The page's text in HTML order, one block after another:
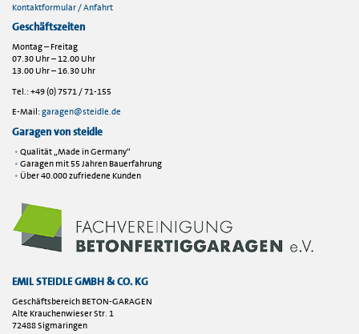
Kontaktformular / Anfahrt
Geschäftszeiten
Montag – Freitag
07.30 Uhr – 12.00 Uhr
13.00 Uhr – 16.30 Uhr
Tel.: +49 (0) 7571 / 71-155
E-Mail:garagen@steidle.de
Garagen von steidle
Qualität „Made in Germany“
Garagen mit 55 Jahren Bauerfahrung
Über 40.000 zufriedene Kunden
EMIL STEIDLE GMBH & CO. KG
Geschäftsbereich BETON-GARAGEN
Alte Krauchenwieser Str. 1
72488 Sigmaringen